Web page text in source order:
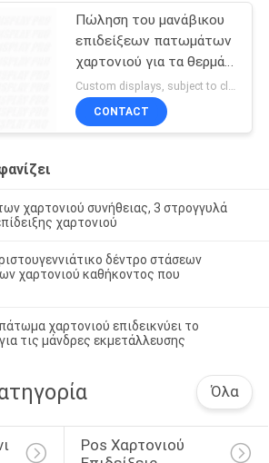
Πώληση του μανάβικου
επιδείξεων πατωμάτων
χαρτονιού για τα θερμά
καλύμματα παραμονής
Custom displays, subject to client's requests/budget MOQ:300 PC/μονάδα
CONTACT
χαρτονιού συνήθειας, 3 στρογγυλά
χαρτονιού
δέντρο στάσεων
χαρτονιού καθήκοντος που
χαρτονιού επιδεικνύει το
τις μάνδρες εκμετάλλευσης
Όλα
Pos Χαρτονιού